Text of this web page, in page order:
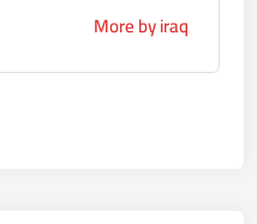
More by iraq